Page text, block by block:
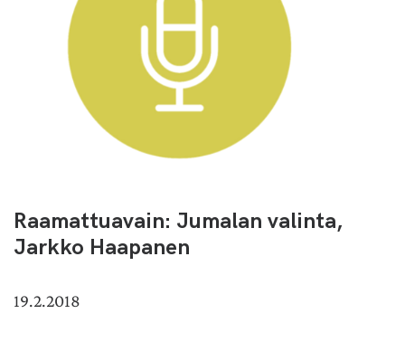
Raamattuavain: Jumalan valinta,
Jarkko Haapanen
19.2.2018